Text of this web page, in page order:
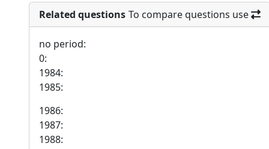
Related questions To compare questions use
no period:
0:
1984:
1985:
1986:
1987:
1988: